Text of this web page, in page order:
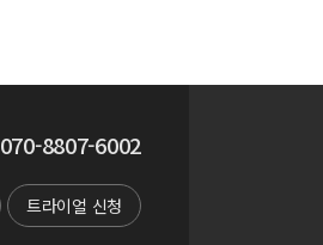
070-8807-6002
트라이얼 신청